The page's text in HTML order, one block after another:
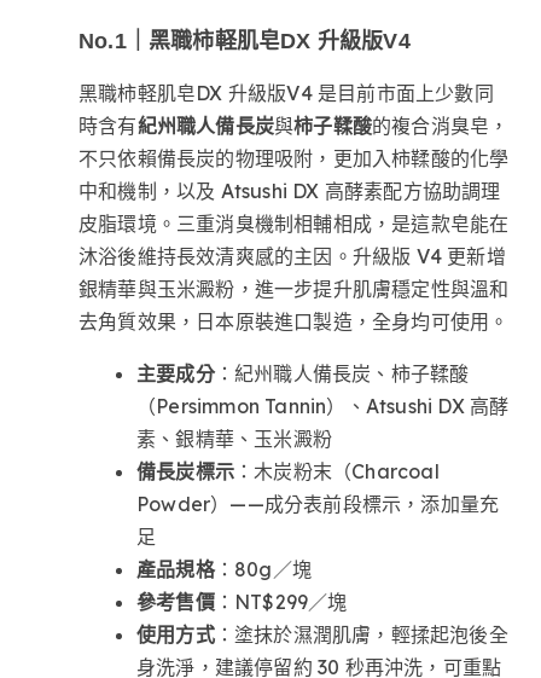
No.1｜黑職柿軽肌皂DX 升級版V4
黑職柿軽肌皂DX 升級版V4 是目前市面上少數同
時含有紀州職人備長炭與柿子鞣酸的複合消臭皂，
不只依賴備長炭的物理吸附，更加入柿鞣酸的化學
中和機制，以及 Atsushi DX 高酵素配方協助調理
皮脂環境。三重消臭機制相輔相成，是這款皂能在
沐浴後維持長效清爽感的主因。升級版 V4 更新增
銀精華與玉米澱粉，進一步提升肌膚穩定性與溫和
去角質效果，日本原裝進口製造，全身均可使用。
主要成分：紀州職人備長炭、柿子鞣酸
（Persimmon Tannin）、Atsushi DX 高酵
素、銀精華、玉米澱粉
備長炭標示 ：木炭粉末（Charcoal
Powder）——成分表前段標示，添加量充
足
產品規格：80g／塊
參考售價：NT$299／塊
使用方式：塗抹於濕潤肌膚，輕揉起泡後全
身洗淨，建議停留約 30 秒再沖洗，可重點